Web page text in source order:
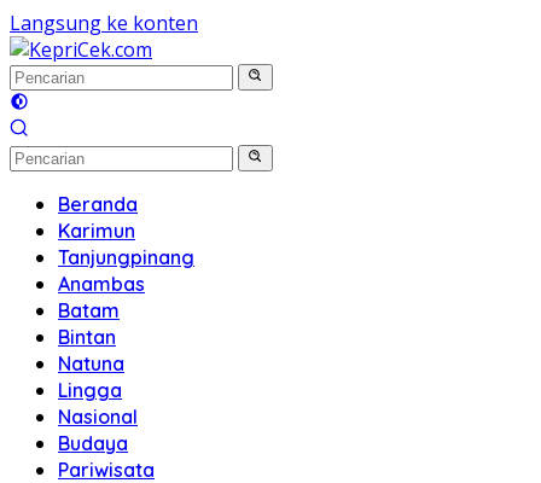
Langsung ke konten
Beranda
Karimun
Tanjungpinang
Anambas
Batam
Bintan
Natuna
Lingga
Nasional
Budaya
Pariwisata